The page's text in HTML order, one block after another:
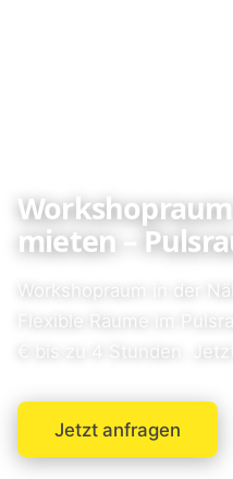
mieten –
Workshopraum in der
Flexible Räume im
€ bis zu 4 Stunden.
Jetzt anfragen